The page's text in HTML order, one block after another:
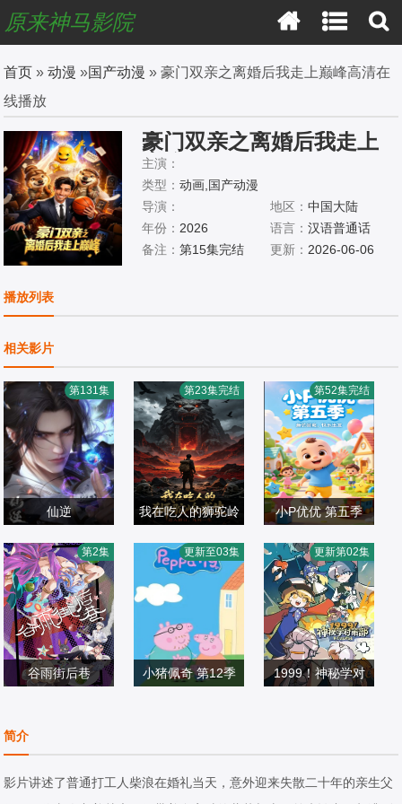
原来神马影院
首页 »动漫 »国产动漫 » 豪门双亲之离婚后我走上巅峰高清在
线播放
豪门双亲之离婚后我走上
巅峰
主演：
类型：动画,国产动漫
导演：
地区： 中国大陆
年份： 2026 语言： 汉语普通话
备注：第15集完结 更新： 2026-06-06
播放列表
相关影片
仙逆
南,柳眉
国产动漫
2023/中国大陆
第131集
我在吃人的狮驼岭
国产动漫
2026/中国大陆
第23集完结
小P优优 第五季
国产动漫
2026/中国大陆
第52集完结
谷雨街后巷
国产动漫
2026/中国大陆
第2集
小猪佩奇 第12季
查德·赖丁斯,莫温
娜·班克斯,Kira,M
2026/英国
更新至03集
1999！神秘学对
2026/中国大陆
更新第02集
简介
影片讲述了普通打工人柴浪在婚礼当天，意外迎来失散二十年的亲生父